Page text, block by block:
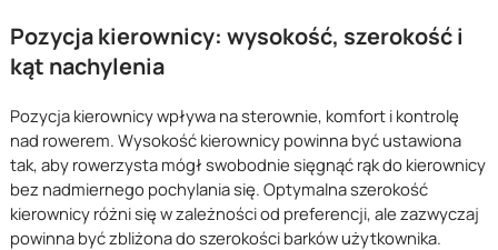
Pozycja kierownicy: wysokość, szerokość i
kąt nachylenia
Pozycja kierownicy wpływa na sterownie, komfort i kontrolę
nad rowerem. Wysokość kierownicy powinna być ustawiona
tak, aby rowerzysta mógł swobodnie sięgnąć rąk do kierownicy
bez nadmiernego pochylania się. Optymalna szerokość
kierownicy różni się w zależności od preferencji, ale zazwyczaj
powinna być zbliżona do szerokości barków użytkownika.